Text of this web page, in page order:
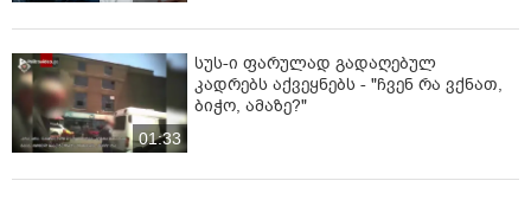
01:33
სუს-ი ფარულად გადაღებულ
კადრებს აქვეყნებს - "ჩვენ რა ვქნათ,
ბიჭო, ამაზე?"